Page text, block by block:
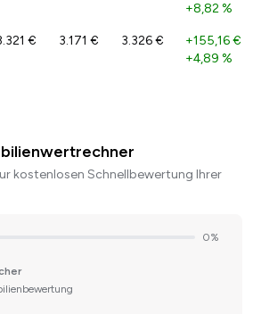
+8,82 %
€ 3.171 € 3.326 € +155,16 €
+4,89 %
kostenlosen Schnellbewertung Ihrer